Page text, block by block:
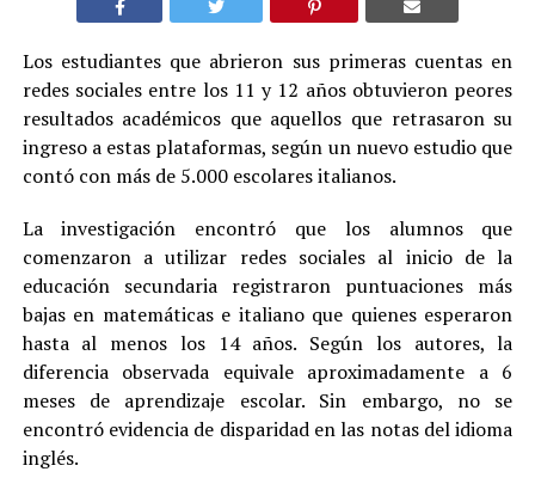
Los estudiantes que abrieron sus primeras cuentas en
redes sociales entre los 11 y 12 años obtuvieron peores
resultados académicos que aquellos que retrasaron su
ingreso a estas plataformas, según un nuevo estudio que
contó con más de 5.000 escolares italianos.
La investigación encontró que los alumnos que
comenzaron a utilizar redes sociales al inicio de la
educación secundaria registraron puntuaciones más
bajas en matemáticas e italiano que quienes esperaron
hasta al menos los 14 años. Según los autores, la
diferencia observada equivale aproximadamente a 6
meses de aprendizaje escolar. Sin embargo, no se
encontró evidencia de disparidad en las notas del idioma
inglés.